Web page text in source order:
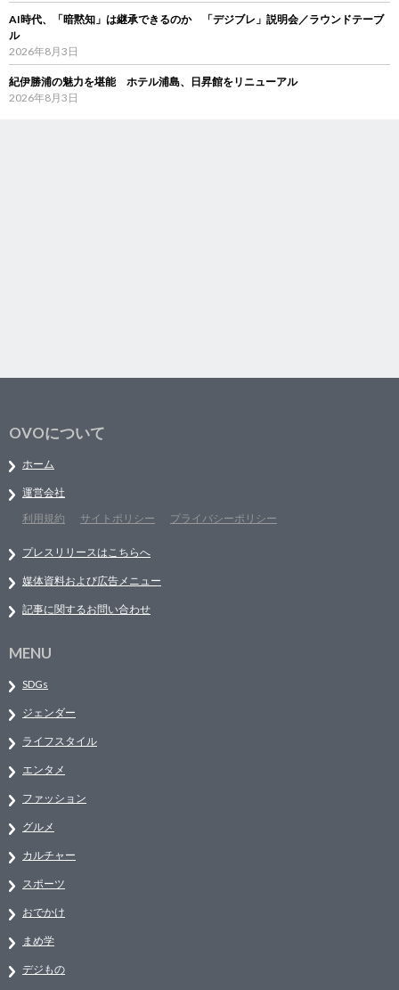
AI時代、「暗黙知」は継承できるのか 「デジブレ」説明会／ラウンドテーブ
ル
2026年8月3日
紀伊勝浦の魅力を堪能 ホテル浦島、日昇館をリニューアル
2026年8月3日
OVOについて
ホーム
運営会社
利用規約
サイトポリシー プライバシーポリシー
プレスリリースはこちらへ
媒体資料および広告メニュー
記事に関するお問い合わせ
MENU
SDGs
ジェンダー
ライフスタイル
エンタメ
ファッション
グルメ
カルチャー
スポーツ
おでかけ
まめ学
デジもの